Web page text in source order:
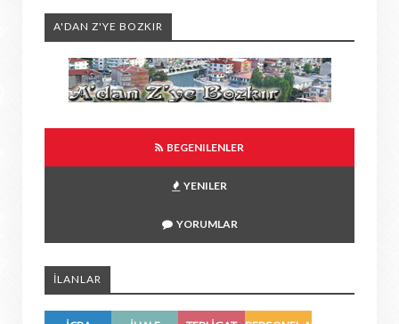
A'DAN Z'YE BOZKIR
BEGENILENLER
YENILER
YORUMLAR
İLANLAR